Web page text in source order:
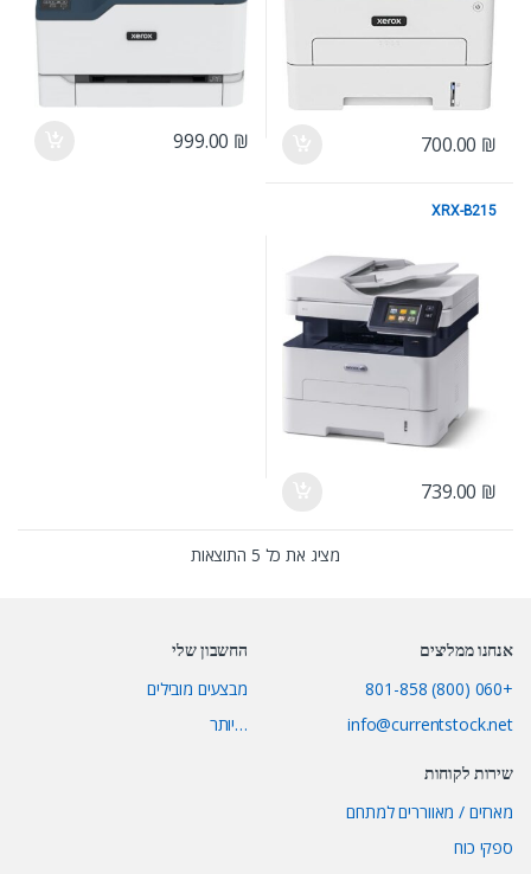
700.00 ₪
999.00 ₪
XEROX
XRX-B215
739.00 ₪
מציג את כל 5 התוצאות
אנחנו ממליצים
+060 (800) 801-858
info@currentstock.net
החשבון שלי
מבצעים מובילים
…יותר
שירות לקוחות
מארזים / מאווררים למתחם
ספקי כוח